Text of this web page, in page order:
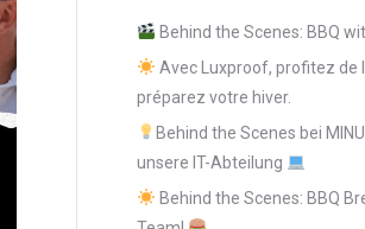
Behind the Scenes: BBQ
Avec Luxproof, profitez de
préparez votre hiver.
Behind the Scenes bei
unsere IT-Abteilung
Behind the Scenes: BBQ